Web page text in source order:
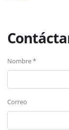
Nombre *
Correo